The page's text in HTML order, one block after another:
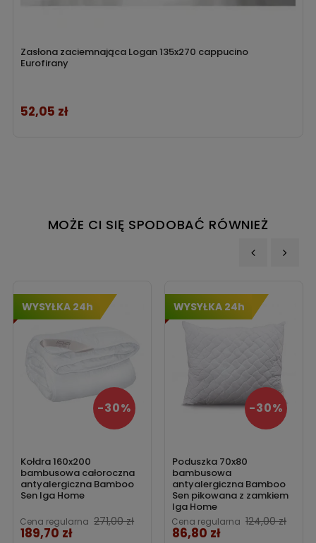
Zasłona zaciemnająca Logan 135x270 cappucino
Eurofirany
Cena
52,05 zł
MOŻE CI SIĘ SPODOBAĆ RÓWNIEŻ
WYSYŁKA 24h
Kołdra 160x200
bambusowa całoroczna
antyalergiczna Bamboo
Sen Iga Home
Cena regularna 271,00 zł
-30%
Cena
189,70 zł
WYSYŁKA 24h
Poduszka 70x80
bambusowa
antyalergiczna Bamboo
Sen pikowana z zamkiem
Iga Home
Cena regularna 124,00 zł
-30%
Cena
86,80 zł